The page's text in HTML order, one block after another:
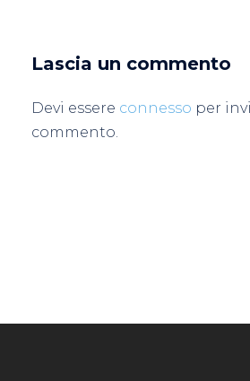
Lascia un commento
Devi essere connesso per
commento.